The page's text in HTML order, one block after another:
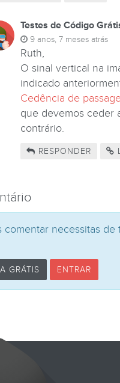
Testes de Código
9 anos, 7 meses atrás
Ruth,
O sinal vertical na
indicado
Cedência de
que devemos ceder
contrário.
RESPONDER
comentar necessitas
GRÁTIS ENTRAR